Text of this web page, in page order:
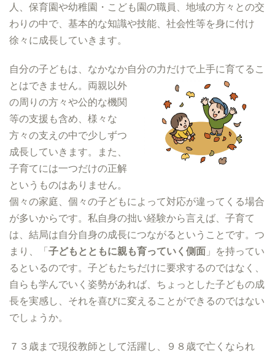
人、保育園や幼稚園・こども園の職員、地域の方々との交
わりの中で、基本的な知識や技能、社会性等を身に付け
徐々に成長していきます。
自分の子どもは、なかなか自分の力だけで上手に育てるこ
とはできません。 両親以外
の周りの方々や公的な機関
等の支援も含め、様々な
方々の支えの中で少しずつ
成長していきます。また、
子育てには一つだけの正解
というものはありません。
個々の家庭、個々の子どもによって対応が違ってくる場合
が多いからです。私自身の拙い経験から言えば、子育て
は、結局は自分自身の成長につながるということです。つ
まり、「子どもとともに親も育っていく側面 」を持ってい
るといるのです。子どもたちだけに要求するのではなく、
自らも学んでいく姿勢があれば、ちょっとした子どもの成
長を実感し、それを喜びに変えることができるのではない
でしょうか。
７３歳まで現役教師として活躍し、９８歳で亡くなられ